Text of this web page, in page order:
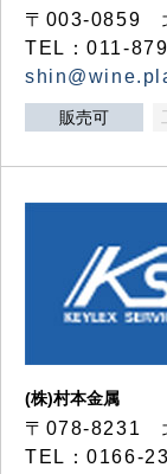
〒003-0859
TEL：011-
販売可
(株)村本金属
〒078-8231
TEL：0166-